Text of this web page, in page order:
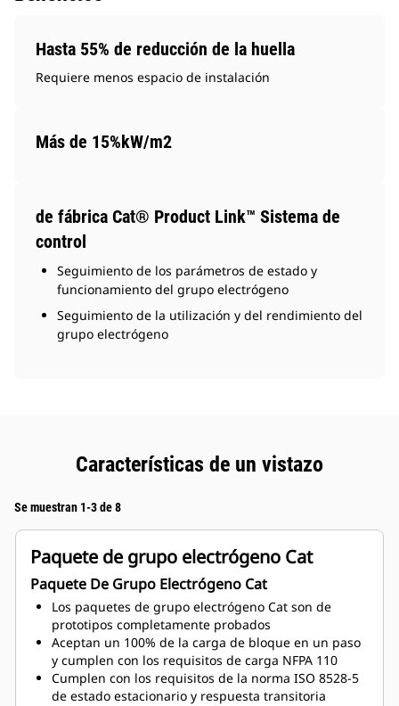
Hasta 55% de reducción de la huella
Requiere menos espacio de instalación
Más de 15%kW/m2
de fábrica Cat® Product Link™ Sistema de
control
Seguimiento de los parámetros de estado y
funcionamiento del grupo electrógeno
Seguimiento de la utilización y del rendimiento del
grupo electrógeno
Características de un vistazo
Se muestran 1-3 de 8
Paquete de grupo electrógeno Cat
Paquete De Grupo Electrógeno Cat
Los paquetes de grupo electrógeno Cat son de
prototipos completamente probados
Aceptan un 100% de la carga de bloque en un paso
y cumplen con los requisitos de carga NFPA 110
Cumplen con los requisitos de la norma ISO 8528-5
de estado estacionario y respuesta transitoria